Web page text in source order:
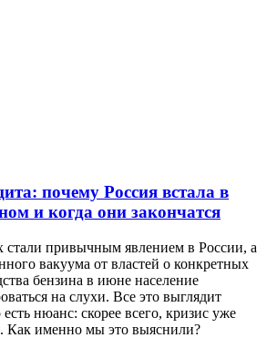
почему Россия встала в
и когда они закончатся
стали привычным явлением в России, а
вакуума от властей о конкретных
бензина в июне население
на слухи. Все это выглядит
нюанс: скорее всего, кризис уже
Как именно мы это выяснили?